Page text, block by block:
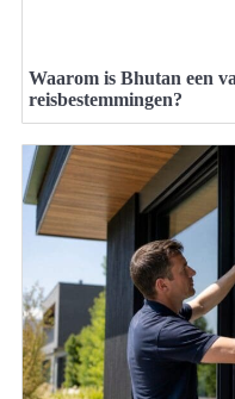
Waarom is Bhutan een
reisbestemmingen?